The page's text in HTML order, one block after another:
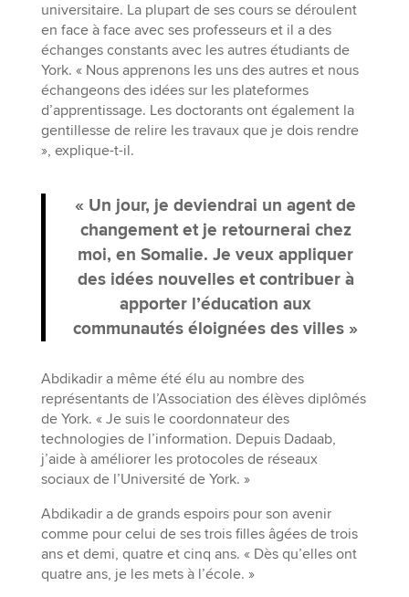
universitaire. La plupart de ses cours se déroulent
en face à face avec ses professeurs et il a des
échanges constants avec les autres étudiants de
York. « Nous apprenons les uns des autres et nous
échangeons des idées sur les plateformes
d’apprentissage. Les doctorants ont également la
gentillesse de relire les travaux que je dois rendre
», explique-t-il.
« Un jour, je deviendrai un agent de
changement et je retournerai chez
moi, en Somalie. Je veux appliquer
des idées nouvelles et contribuer à
apporter l’éducation aux
communautés éloignées des villes »
Abdikadir a même été élu au nombre des
représentants de l’Association des élèves diplômés
de York. « Je suis le coordonnateur des
technologies de l’information. Depuis Dadaab,
j’aide à améliorer les protocoles de réseaux
sociaux de l’Université de York. »
Abdikadir a de grands espoirs pour son avenir
comme pour celui de ses trois filles âgées de trois
ans et demi, quatre et cinq ans. « Dès qu’elles ont
quatre ans, je les mets à l’école. »